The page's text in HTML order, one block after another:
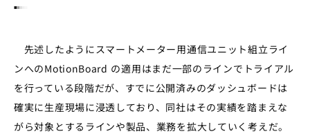
先述したようにスマートメーター用通信ユニット組立ライ
ンへのMotionBoard の適用はまだ一部のラインでトライアル
を行っている段階だが、すでに公開済みのダッシュボードは
確実に生産現場に浸透しており、同社はその実績を踏まえな
がら対象とするラインや製品、業務を拡大していく考えだ。